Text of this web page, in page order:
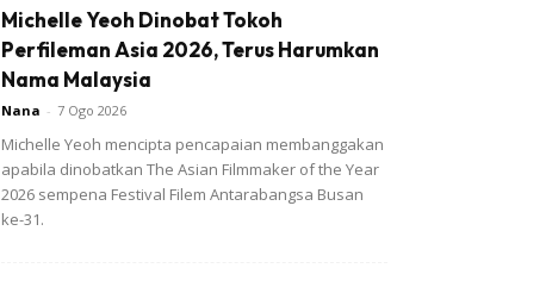
Michelle Yeoh Dinobat Tokoh
Perfileman Asia 2026, Terus Harumkan
Nama Malaysia
Nana - 7 Ogo 2026
Michelle Yeoh mencipta pencapaian membanggakan
apabila dinobatkan The Asian Filmmaker of the Year
2026 sempena Festival Filem Antarabangsa Busan
ke-31.